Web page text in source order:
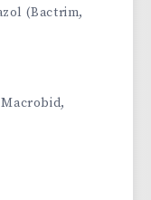
(Bactrim,